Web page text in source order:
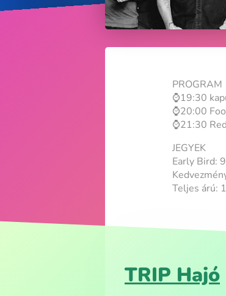
PROGRAM
⌚19:30
⌚20:00
⌚21:30
JEGYEK
Early Bird:
Teljes árú:
TRIP Hajó